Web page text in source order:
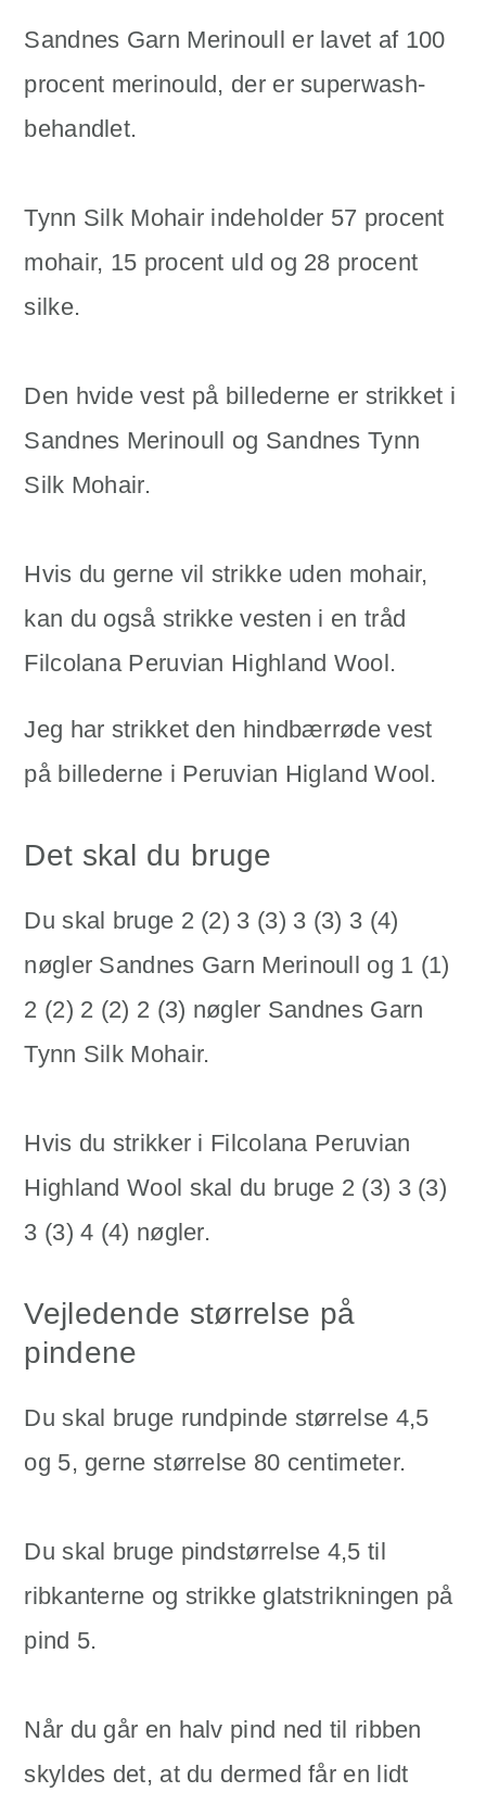
Sandnes Garn Merinoull er lavet af 100
procent merinould, der er superwash-
behandlet.
Tynn Silk Mohair indeholder 57 procent
mohair, 15 procent uld og 28 procent
silke.
Den hvide vest på billederne er strikket i
Sandnes Merinoull og Sandnes Tynn
Silk Mohair.
Hvis du gerne vil strikke uden mohair,
kan du også strikke vesten i en tråd
Filcolana Peruvian Highland Wool.
Jeg har strikket den hindbærrøde vest
på billederne i Peruvian Higland Wool.
Det skal du bruge
Du skal bruge 2 (2) 3 (3) 3 (3) 3 (4)
nøgler Sandnes Garn Merinoull og 1 (1)
2 (2) 2 (2) 2 (3) nøgler Sandnes Garn
Tynn Silk Mohair.
Hvis du strikker i Filcolana Peruvian
Highland Wool skal du bruge 2 (3) 3 (3)
3 (3) 4 (4) nøgler.
Vejledende størrelse på
pindene
Du skal bruge rundpinde størrelse 4,5
og 5, gerne størrelse 80 centimeter.
Du skal bruge pindstørrelse 4,5 til
ribkanterne og strikke glatstrikningen på
pind 5.
Når du går en halv pind ned til ribben
skyldes det, at du dermed får en lidt